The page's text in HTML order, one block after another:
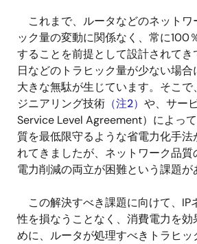
これまで、ルータなどのネットワ
ック量の変動に関係なく、常に100
することを前提として設計されて
日などのトラヒック量が少ない場
大きな無駄が生じています。そこ
ジニアリング技術 （注2） や、サー
Service Level Agreement）によっ
質を最低限守るような省電力化手法
れてきましたが、ネットワーク品質
電力削減の両立が困難という課題が
この解決すべき課題に向けて、IP
性を損なうことなく、消費電力を効
めに、ルータが処理すべきトラヒッ